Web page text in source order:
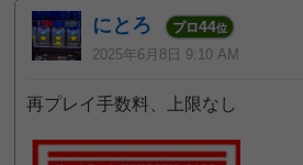
にとろ プロ44位
2025年6月8日 9:10 AM
再プレイ手数料、上限なし